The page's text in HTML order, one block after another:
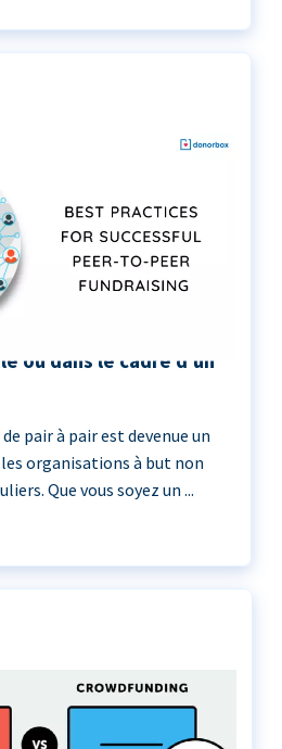
entre pairs peut
ou dans le cadre d'un
pair à pair est devenue un
organisations à but non
Que vous soyez un ...